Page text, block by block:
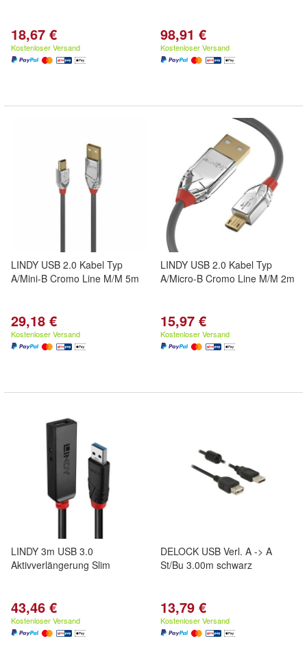
18,67 €
Kostenloser Versand
98,91 €
Kostenloser Versand
LINDY USB 2.0 Kabel Typ
A/Mini-B Cromo Line M/M 5m
29,18 €
Kostenloser Versand
LINDY USB 2.0 Kabel Typ
A/Micro-B Cromo Line M/M 2m
15,97 €
Kostenloser Versand
LINDY 3m USB 3.0
Aktivverlängerung Slim
43,46 €
Kostenloser Versand
DELOCK USB Verl. A -> A
St/Bu 3.00m schwarz
13,79 €
Kostenloser Versand